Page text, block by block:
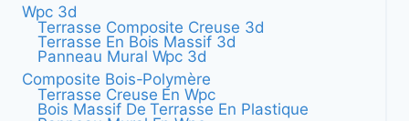
Wpc 3d
Terrasse Composite Creuse 3d
Terrasse En Bois Massif 3d
Panneau Mural Wpc 3d
Composite Bois-Polymère
Terrasse Creuse En Wpc
Bois Massif De Terrasse En Plastique